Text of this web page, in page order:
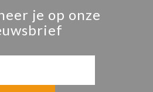
je op onze